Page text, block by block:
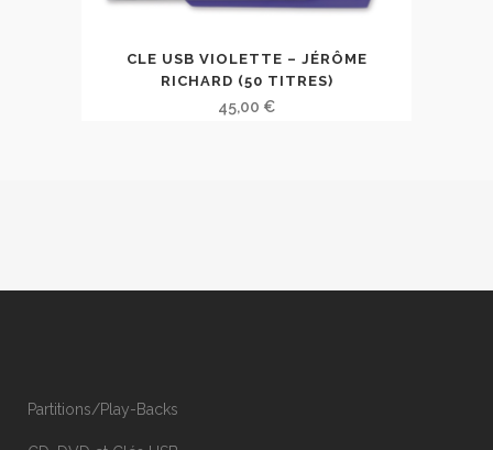
CLE USB VIOLETTE – JÉRÔME
RICHARD (50 TITRES)
45,00 €
Partitions/Play-Backs